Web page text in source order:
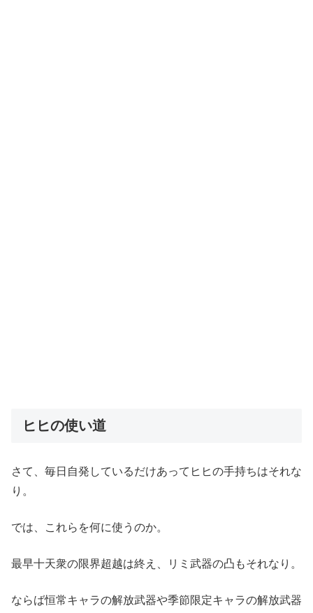
ヒヒの使い道
さて、毎日自発しているだけあってヒヒの手持ちはそれな
り。
では、これらを何に使うのか。
最早十天衆の限界超越は終え、リミ武器の凸もそれなり。
ならば恒常キャラの解放武器や季節限定キャラの解放武器